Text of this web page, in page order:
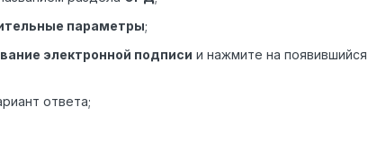
параметры;
электронной подписи и нажмите на появившийся
ответа;